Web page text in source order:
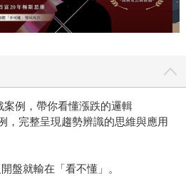
例，帶你看懂漲跌的邏輯
完整呈現趨勢辨識的思維與應用
就輸在「看不懂」。